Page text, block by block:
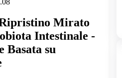
Mirato
Intestinale -
Basata su